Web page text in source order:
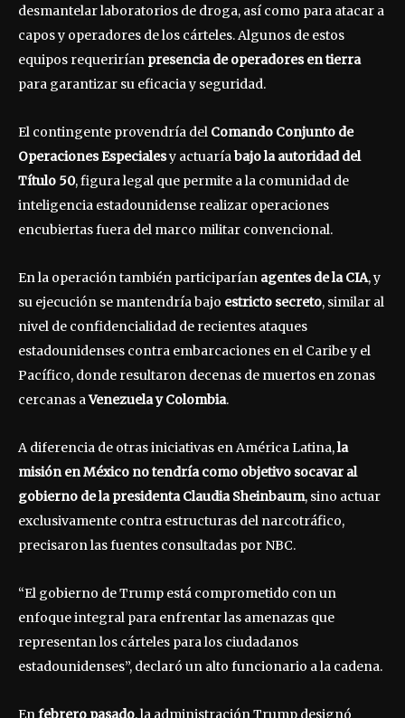
desmantelar laboratorios de droga, así como para atacar a
capos y operadores de los cárteles. Algunos de estos
equipos requerirían presencia de operadores en tierra
para garantizar su eficacia y seguridad.
El contingente provendría del Comando Conjunto de
Operaciones Especialesy actuaríabajo la autoridad del
Título 50, figura legal que permite a la comunidad de
inteligencia estadounidense realizar operaciones
encubiertas fuera del marco militar convencional.
En la operación también participarían agentes de la CIA, y
su ejecución se mantendría bajo estricto secreto, similar al
nivel de confidencialidad de recientes ataques
estadounidenses contra embarcaciones en el Caribe y el
Pacífico, donde resultaron decenas de muertos en zonas
cercanas aVenezuela y Colombia.
A diferencia de otras iniciativas en América Latina,la
misión en México no tendría como objetivo socavar al
gobierno de la presidenta Claudia Sheinbaum, sino actuar
exclusivamente contra estructuras del narcotráfico,
precisaron las fuentes consultadas por NBC.
“El gobierno de Trump está comprometido con un
enfoque integral para enfrentar las amenazas que
representan los cárteles para los ciudadanos
estadounidenses”, declaró un alto funcionario a la cadena.
En febrero pasado, la administración Trump designó